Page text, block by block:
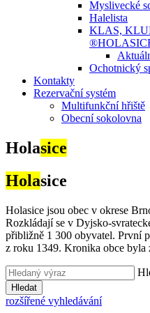
Myslivecké
Halelista
KLAS,
Ochotnický
Kontakty
Rezervační systém
Multifunkční hřiště
Obecní sokolovna
Holasice
Holasice
Holasice jsou obec v okrese
Rozkládají se v Dyjsko-
přibližně 1 300 obyvatel. První
z roku 1349. Kronika obce byla
Hledat
rozšířené vyhledávání